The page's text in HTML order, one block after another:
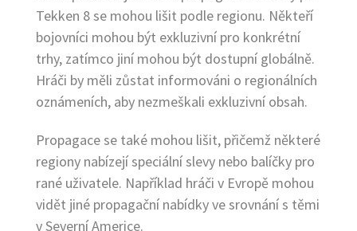
Tekken 8 se mohou lišit podle regionu. Někteří
bojovníci mohou být exkluzivní pro konkrétní
trhy, zatímco jiní mohou být dostupní globálně.
Hráči by měli zůstat informováni o regionálních
oznámeních, aby nezmeškali exkluzivní obsah.
Propagace se také mohou lišit, přičemž některé
regiony nabízejí speciální slevy nebo balíčky pro
rané uživatele. Například hráči v Evropě mohou
vidět jiné propagační nabídky ve srovnání s těmi
v Severní Americe.